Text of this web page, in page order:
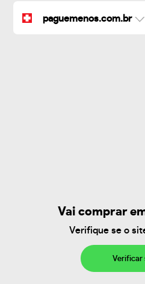
paguemenos.com.br
Vai comprar
Verifique se o
Verificar